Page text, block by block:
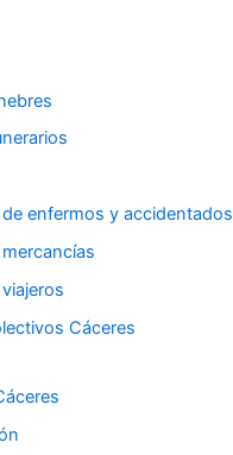
enfermos y accidentados
Cáceres